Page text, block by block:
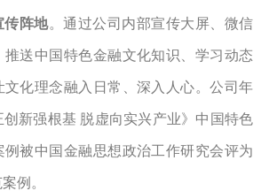
传阵地。通过公司内部宣传大屏 、微信
推送中国特色金融文化知识、学习动态
文化理念融入日常、深入人心。公司年
新强根基 脱虚向实兴产业》中国特色
例被中国金融思想政治工作研究会评为
例。